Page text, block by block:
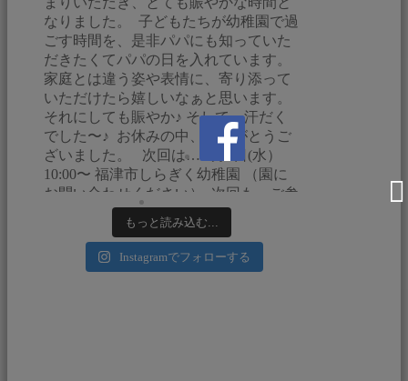
もっと読み込む...
Instagramでフォローする